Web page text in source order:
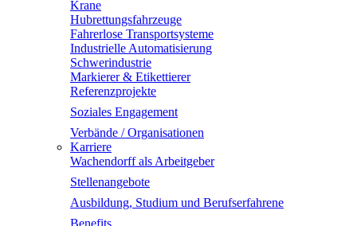
Krane
Hubrettungsfahrzeuge
Fahrerlose Transportsysteme
Industrielle Automatisierung
Schwerindustrie
Markierer & Etikettierer
Referenzprojekte
Soziales Engagement
Verbände / Organisationen
Karriere
Wachendorff als Arbeitgeber
Stellenangebote
Ausbildung, Studium und Berufserfahrene
Benefits